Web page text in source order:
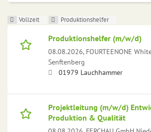
Vollzeit Produktionshelfer
Produktionshelfer (m/w/d)
08.08.2026, FOURTEENONE
Senftenberg
01979 Lauchhammer
Projektleitung (m/w/d)
Produktion & Qualität